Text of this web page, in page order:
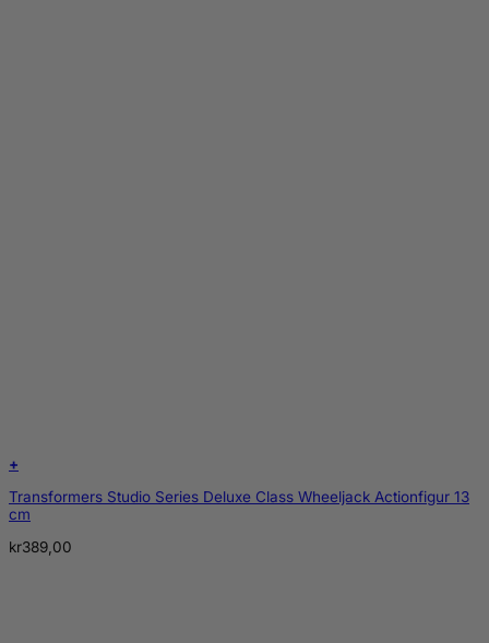
+
Transformers Studio Series Deluxe Class Wheeljack Actionfigur 13
cm
kr389,00